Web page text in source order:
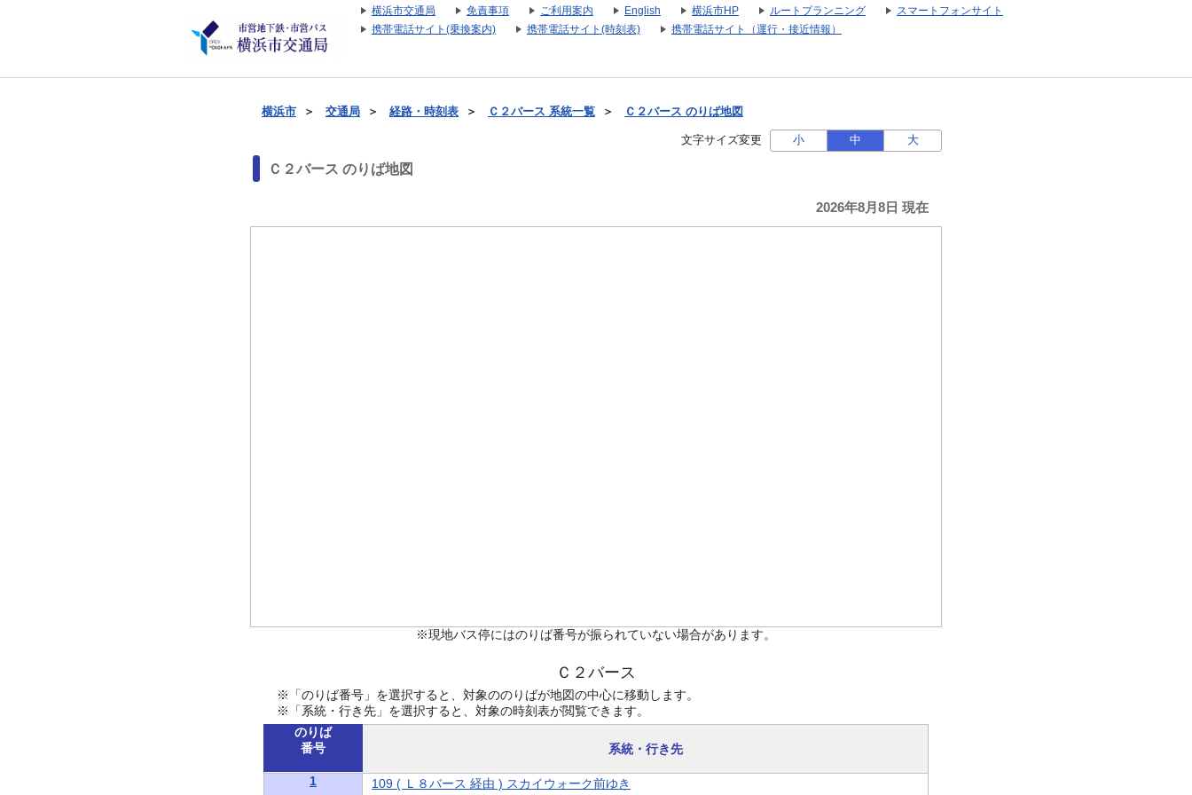
横浜市交通局 免責事項 ご利用案内 English 横浜市HP ルートプランニング
スマートフォンサイト
携帯電話サイト(乗換案内)
携帯電話サイト(時刻表) 携帯電話サイト（運行・接近情報）
横浜市 ＞ 交通局 ＞ 経路・時刻表 ＞ Ｃ２バース 系統一覧 ＞ Ｃ２バース のりば地図
文字サイズ変更 小 中 大
Ｃ２バース のりば地図
2026年8月8日 現在
※現地バス停にはのりば番号が振られていない場合があります。
Ｃ２バース
※「のりば番号」を選択すると、対象ののりばが地図の中心に移動します。
※「系統・行き先」を選択すると、対象の時刻表が閲覧できます。
のりば
番号
系統・行き先
1 109 ( Ｌ８バース 経由 ) スカイウォーク前ゆき